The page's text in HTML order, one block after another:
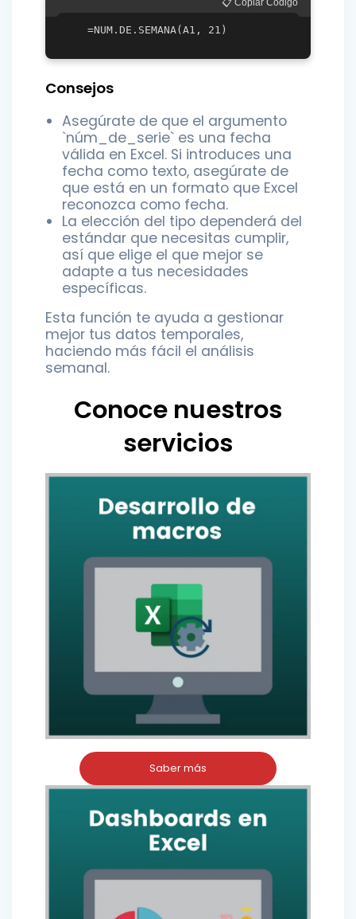
Consejos
Asegúrate de que el argumento
`núm_de_serie` es una fecha
válida en Excel. Si introduces una
fecha como texto, asegúrate de
que está en un formato que Excel
reconozca como fecha.
La elección del tipo dependerá del
estándar que necesitas cumplir,
así que elige el que mejor se
adapte a tus necesidades
específicas.
Esta función te ayuda a gestionar
mejor tus datos temporales,
haciendo más fácil el análisis
semanal.
Conoce nuestros
servicios
Saber más